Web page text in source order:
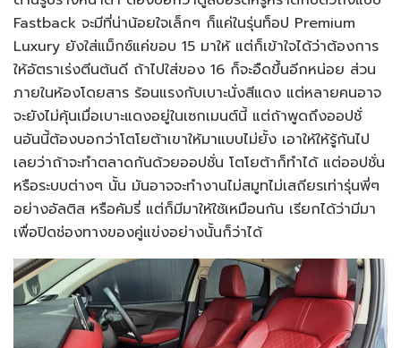
Fastback จะมีที่น่าน้อยใจเล็กๆ ก็แค่ในรุ่นท็อป Premium
Luxury ยังใส่แม็กซ์แค่ขอบ 15 มาให้ แต่ก็เข้าใจได้ว่าต้องการ
ให้อัตราเร่งตีนต้นดี ถ้าไปใส่ของ 16 ก็จะอืดขึ้นอีกหน่อย ส่วน
ภายในห้องโดยสาร ร้อนแรงกับเบาะนั่งสีแดง แต่หลายคนอาจ
จะยังไม่คุ้นเมื่อเบาะแดงอยู่ในเซกเมนต์นี้ แต่ถ้าพูดถึงออปชั่
นอันนี้ต้องบอกว่าโตโยต้าเขาให้มาแบบไม่ยั้ง เอาให้ให้รู้กันไป
เลยว่าถ้าจะทำตลาดกันด้วยออปชั่น โตโยต้าก็ทำได้ แต่ออปชั่น
หรือระบบต่างๆ นั้น มันอาจจะทำงานไม่สมูทไม่เสถียรเท่ารุ่นพี่ๆ
อย่างอัลติส หรือคัมรี่ แต่ก็มีมาให้ใช้เหมือนกัน เรียกได้ว่ามีมา
เพื่อปิดช่องทางของคู่แข่งอย่างนั้นก็ว่าได้